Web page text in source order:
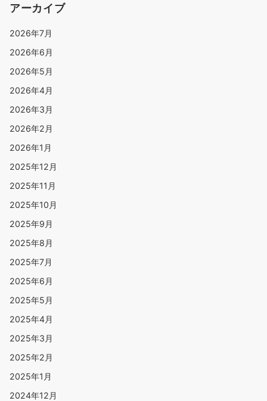
アーカイブ
2026年7月
2026年6月
2026年5月
2026年4月
2026年3月
2026年2月
2026年1月
2025年12月
2025年11月
2025年10月
2025年9月
2025年8月
2025年7月
2025年6月
2025年5月
2025年4月
2025年3月
2025年2月
2025年1月
2024年12月